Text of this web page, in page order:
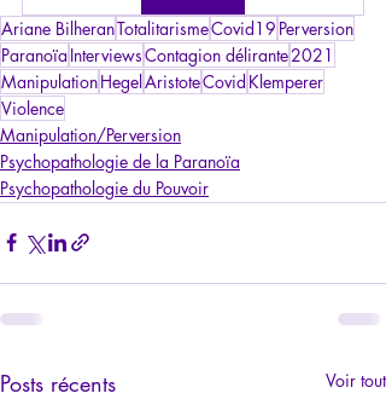
Ariane BilheranTotalitarismeCovid19 Perversion
Paranoïa InterviewsContagion délirante2021
ManipulationHegelAristoteCovid Klemperer
Violence
Manipulation/Perversion
Psychopathologie de la Paranoïa
Psychopathologie du Pouvoir
Posts récents Voir tout